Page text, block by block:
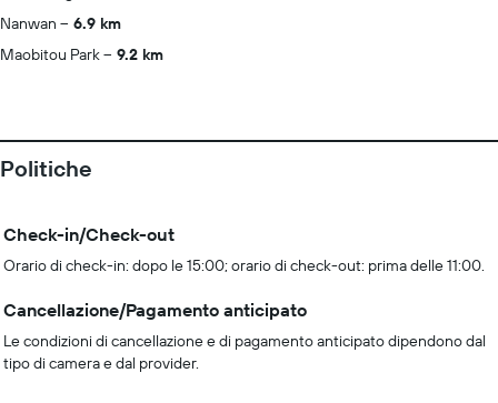
Nanwan
6.9 km
Maobitou Park
9.2 km
Politiche
Check-in/Check-out
Orario di check-in: dopo le 15:00; orario di check-out: prima delle 11:00.
Cancellazione/Pagamento anticipato
Le condizioni di cancellazione e di pagamento anticipato dipendono dal
tipo di camera e dal provider.